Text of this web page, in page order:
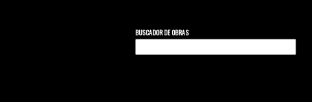
BUSCADOR DE OBRAS